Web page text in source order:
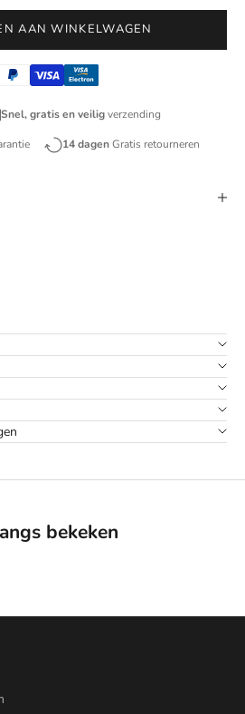
AAN WINKELWAGEN
Snel, gratis en veiligverzending
14 dagenGratis retourneren
bekeken